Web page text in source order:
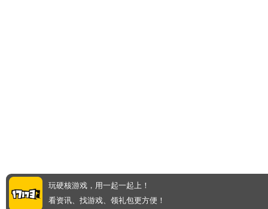
玩硬核游戏，用一起一起上！
看资讯、找游戏、领礼包更方便！